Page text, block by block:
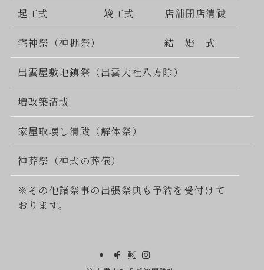
起工式 竣工式 店舗開店清祓
宅神祭（神棚祭） 結 婚 式
出雲屋敷地鎮祭（出雲大社八方除）
増改築清祓
家屋取壊し清祓（解体祭）
神葬祭（神式の葬儀）
※その他諸祭事の出張祭典も予約を受付けて
おります。